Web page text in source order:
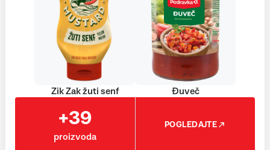
Zik Zak žuti senf Đuveč
+39
proizvoda
POGLEDAJTE